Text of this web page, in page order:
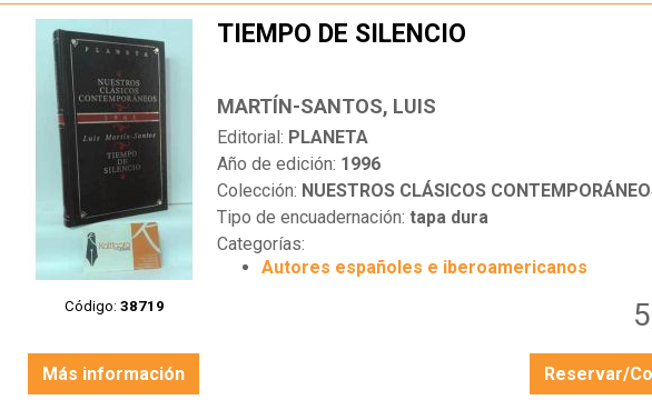
Código: 38719
TIEMPO DE SILENCIO
MARTÍN-SANTOS, LUIS
Editorial: PLANETA
Año de edición: 1996
Colección: NUESTROS CLÁSICOS
Tipo de encuadernación:tapa dura
Categorías:
Autores españoles e iberoamericanos
Más información Reservar/